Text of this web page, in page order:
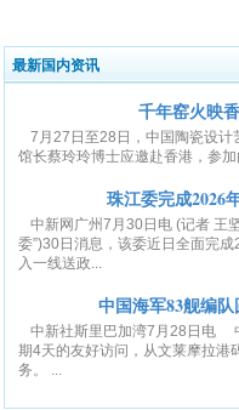
最新国内资讯
千年窑火映
7月27日至28日，中国陶瓷设
馆长蔡玲玲博士应邀赴香港，参
珠江委完成2026
中新网广州7月30日电 (记者 王
委”)30日消息，该委近日全面完
入一线送政...
中国海军83舰编
中新社斯里巴加湾7月28日电
期4天的友好访问，从文莱摩拉港
务。 ...